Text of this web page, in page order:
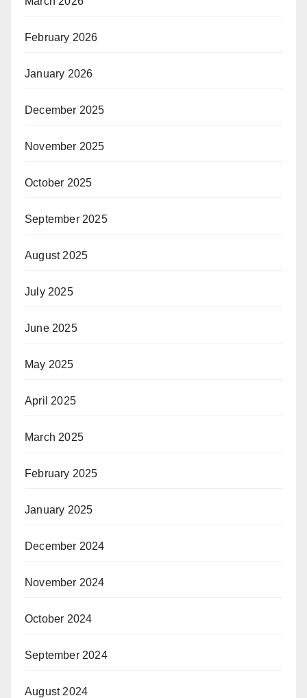
February 2026
January 2026
December 2025
November 2025
October 2025
September 2025
August 2025
July 2025
June 2025
May 2025
April 2025
March 2025
February 2025
January 2025
December 2024
November 2024
October 2024
September 2024
August 2024